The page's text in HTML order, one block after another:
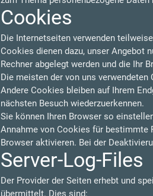
Cookies
Die Internetseiten verwenden
Cookies dienen dazu, unser Angebot
Rechner abgelegt werden und die Ihr
Die meisten der von uns
Andere Cookies bleiben auf Ihrem
nächsten Besuch wiederzuerkennen.
Sie können Ihren Browser so
Annahme von Cookies für bestimmte
Browser aktivieren. Bei der
Server-Log-Files
Der Provider der Seiten erhebt und
übermittelt. Dies sind: